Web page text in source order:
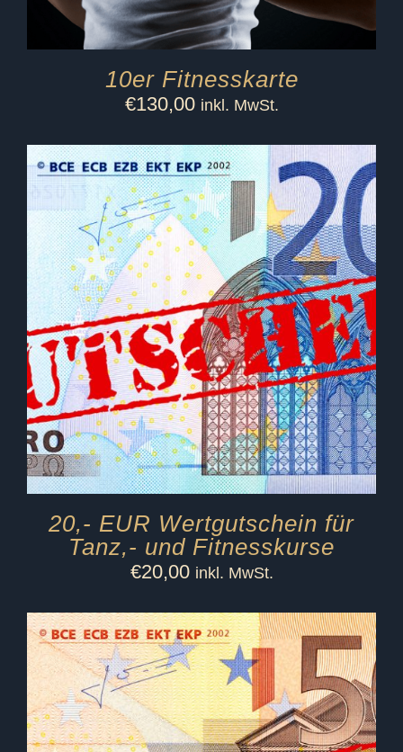
10er Fitnesskarte
€130,00 inkl. MwSt.
20,- EUR Wertgutschein für
Tanz,- und Fitnesskurse
€20,00 inkl. MwSt.